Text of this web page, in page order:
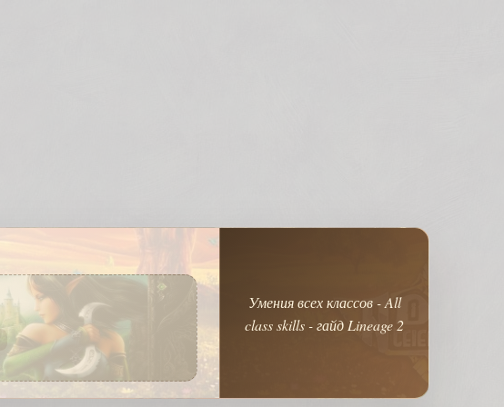
Умения всех классов - All
class skills - гайд Lineage 2